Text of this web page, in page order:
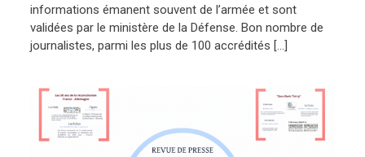
informations émanent souvent de l’armée et sont
validées par le ministère de la Défense. Bon nombre de
journalistes, parmi les plus de 100 accrédités […]